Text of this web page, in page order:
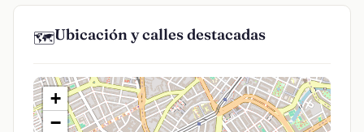
🗺️Ubicación y calles destacadas
+
−